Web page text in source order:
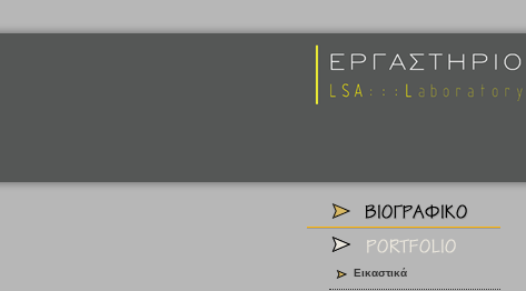
Εικαστικά